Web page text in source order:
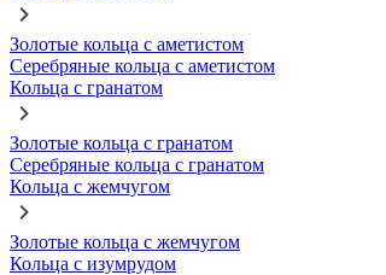
Золотые кольца с аметистом
Серебряные кольца с аметистом
Кольца с гранатом
Золотые кольца с гранатом
Серебряные кольца с гранатом
Кольца с жемчугом
Золотые кольца с жемчугом
Кольца с изумрудом